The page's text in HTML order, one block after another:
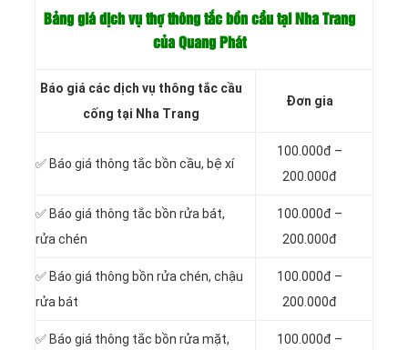
Bảng giá dịch vụ thợ thông tắc bồn cầu tại Nha Trang
của Quang Phát
Báo giá các dịch vụ thông tắc cầu
cống tại Nha Trang
Đơn gia
✅ Báo giá thông tắc bồn cầu, bệ xí
100.000đ –
200.000đ
✅ Báo giá thông tắc bồn rửa bát,
rửa chén
100.000đ –
200.000đ
✅ Báo giá thông bồn rửa chén, chậu
rửa bát
100.000đ –
200.000đ
✅ Báo giá thông tắc bồn rửa mặt,
100.000đ –